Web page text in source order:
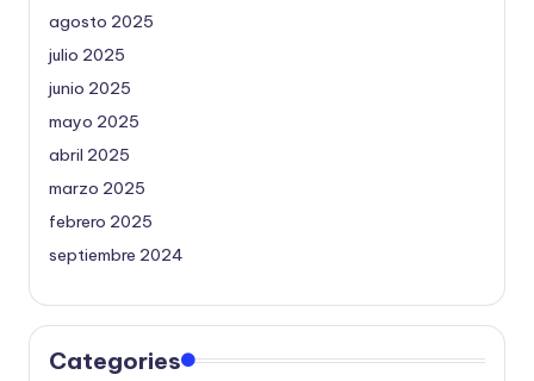
agosto 2025
julio 2025
junio 2025
mayo 2025
abril 2025
marzo 2025
febrero 2025
septiembre 2024
Categories